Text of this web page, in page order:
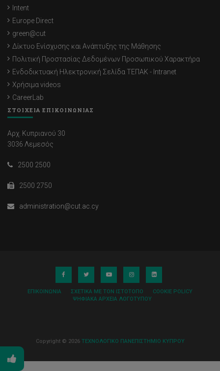
Intent
Europe Direct
green@cut
Δίκτυο Ενίσχυσης και Ανάπτυξης της Μάθησης
Πολιτική Προστασίας Δεδομένων Προσωπικού Χαρακτήρα
Ενδοδικτυακή Ηλεκτρονική Σελίδα ΤΕΠΑΚ - Intranet
Χρήσιμα videos
CareerLab
ΣΤΟΙΧΕΙΑ ΕΠΙΚΟΙΝΩΝΙΑΣ
Αρχ. Κυπριανού 30
3036 Λεμεσός
2500 2500
2500 2750
administration@cut.ac.cy
ΕΠΙΚΟΙΝΩΝΊΑ ΣΧΕΤΙΚΆ ΜΕ ΤΟΝ ΙΣΤΌΤΟΠΟ
COOKIE POLICY
ΨΗΦΙΑΚΆ ΑΡΧΕΊΑ ΛΟΓΌΤΥΠΟΥ
Copyright © 2026 ΤΕΧΝΟΛΟΓΙΚΟ ΠΑΝΕΠΙΣΤΗΜΙΟ ΚΥΠΡΟΥ